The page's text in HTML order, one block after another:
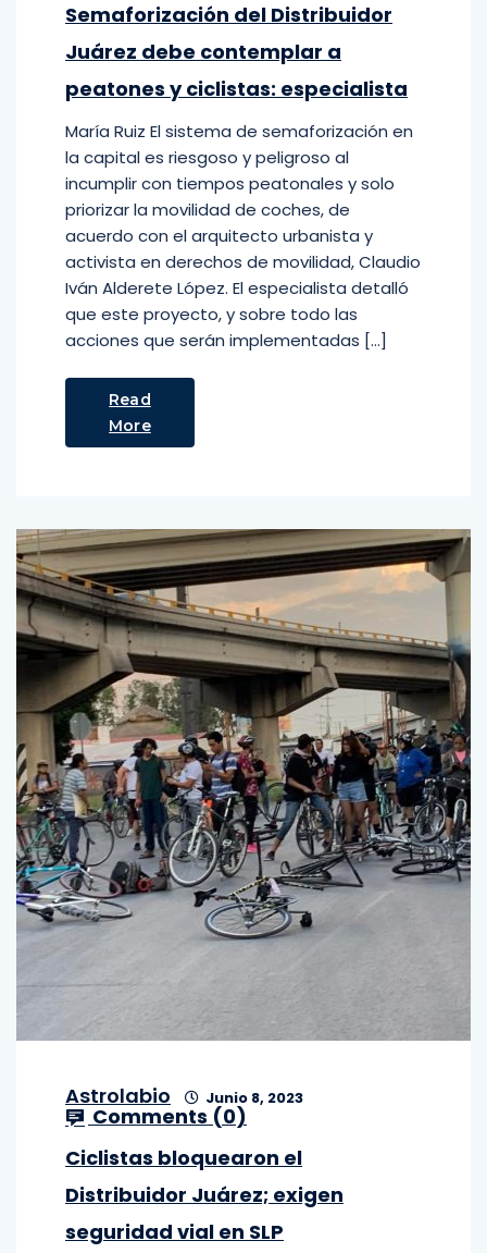
Semaforización del Distribuidor
Juárez debe contemplar a
peatones y ciclistas: especialista
María Ruiz El sistema de semaforización en
la capital es riesgoso y peligroso al
incumplir con tiempos peatonales y solo
priorizar la movilidad de coches, de
acuerdo con el arquitecto urbanista y
activista en derechos de movilidad, Claudio
Iván Alderete López. El especialista detalló
que este proyecto, y sobre todo las
acciones que serán implementadas […]
Read
More
Astrolabio Junio 8, 2023
Comments (0)
Ciclistas bloquearon el
Distribuidor Juárez; exigen
seguridad vial en SLP